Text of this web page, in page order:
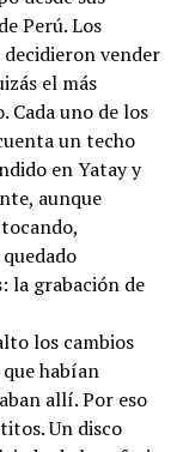
Perú. Los
vender
el más
uno de los
un techo
en Yatay y
aunque
la grabación de
los cambios
habían
allí. Por eso
Un disco